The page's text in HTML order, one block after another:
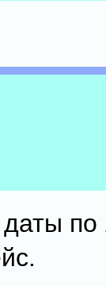
даты